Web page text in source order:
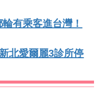
有乘客進台灣！
北愛爾麗3診所停